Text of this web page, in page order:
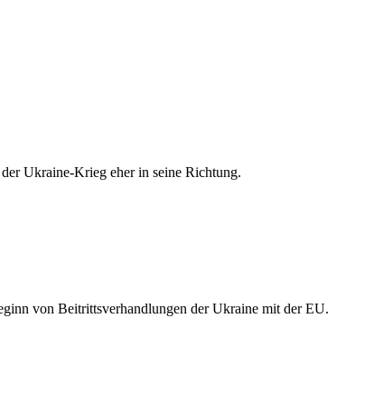
Ukraine-Krieg eher in seine Richtung.
von Beitrittsverhandlungen der Ukraine mit der EU.